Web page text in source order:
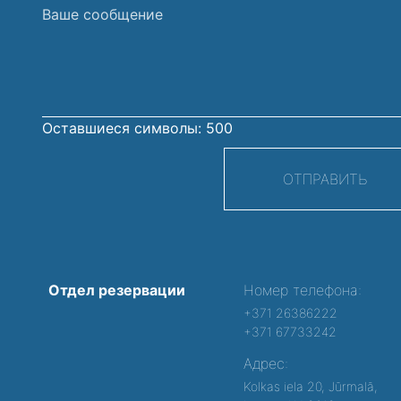
Ваше
Оставшиеся символы: 500
ОТПРАВИТЬ
Отдел резервации Номер телефона:
+371 26386222
+371 67733242
Адрес:
Kolkas iela 20, Jūrmalā,